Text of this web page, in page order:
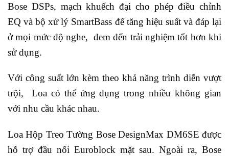
Bose DSPs, mạch khuếch đại cho phép điều chỉnh
EQ và bộ xử lý SmartBass để tăng hiệu suất và đáp lại
ở mọi mức độ nghe, đem đến trải nghiệm tốt hơn khi
sử dụng.
Với công suất lớn kèm theo khả năng trình diễn vượt
trội, Loa có thể ứng dụng trong nhiều không gian
với nhu cầu khác nhau.
Loa Hộp Treo Tường Bose DesignMax DM6SE được
hỗ trợ đầu nối Euroblock mặt sau. Ngoài ra, Bose